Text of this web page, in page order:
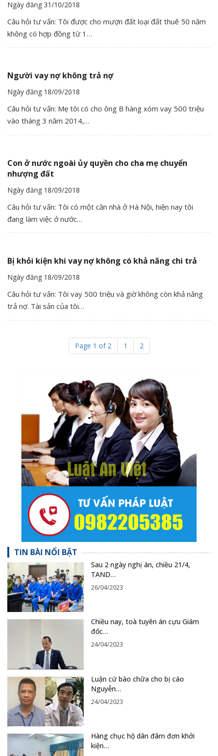
Ngày đăng 31/10/2018
Câu hỏi tư vấn: Tôi được cho mượn đất loại đất thuê 50 năm
không có hợp đồng từ 1…
Người vay nợ không trả nợ
Ngày đăng 18/09/2018
Câu hỏi tư vấn: Mẹ tôi có cho ông B hàng xóm vay 500 triệu
vào tháng 3 năm 2014,…
Con ở nước ngoài ủy quyền cho cha mẹ chuyển
nhượng đất
Ngày đăng 18/09/2018
Câu hỏi tư vấn: Tôi có một căn nhà ở Hà Nội, hiện nay tôi
đang làm việc ở nước…
Bị khỏi kiện khi vay nợ không có khả năng chi trả
Ngày đăng 18/09/2018
Câu hỏi tư vấn: Tôi vay 500 triệu và giờ không còn khả năng
trả nợ. Tài sản của tôi…
Page 1 of 2 1 2
TIN BÀI NỔI BẬT
Sau 2 ngày nghị án, chiều 21/4,
TAND…
26/04/2023
Chiều nay, toà tuyên án cựu Giám
đốc…
24/04/2023
Luận cứ bào chữa cho bị cáo
Nguyễn…
24/04/2023
Hàng chục hộ dân đâm đơn khởi
kiện…